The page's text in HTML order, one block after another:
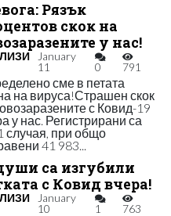
Рязък
скок на
у нас!
January
11
0 791
сме в петата
на вируса!Страшен скок
с Ковид-19
у нас. Регистрирани са
случая, при общо
41 983...
са изгубили
с Ковид вчера!
January
10
1 763